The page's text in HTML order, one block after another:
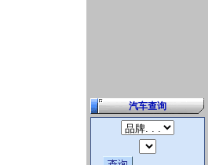
汽车查询